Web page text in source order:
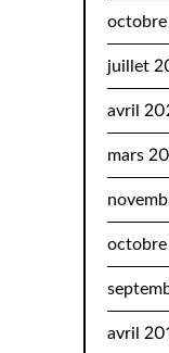
juillet
avril
mars
octobre
avril